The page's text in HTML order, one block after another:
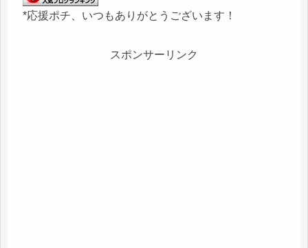
*応援ポチ、いつもありがとうございます！
スポンサーリンク